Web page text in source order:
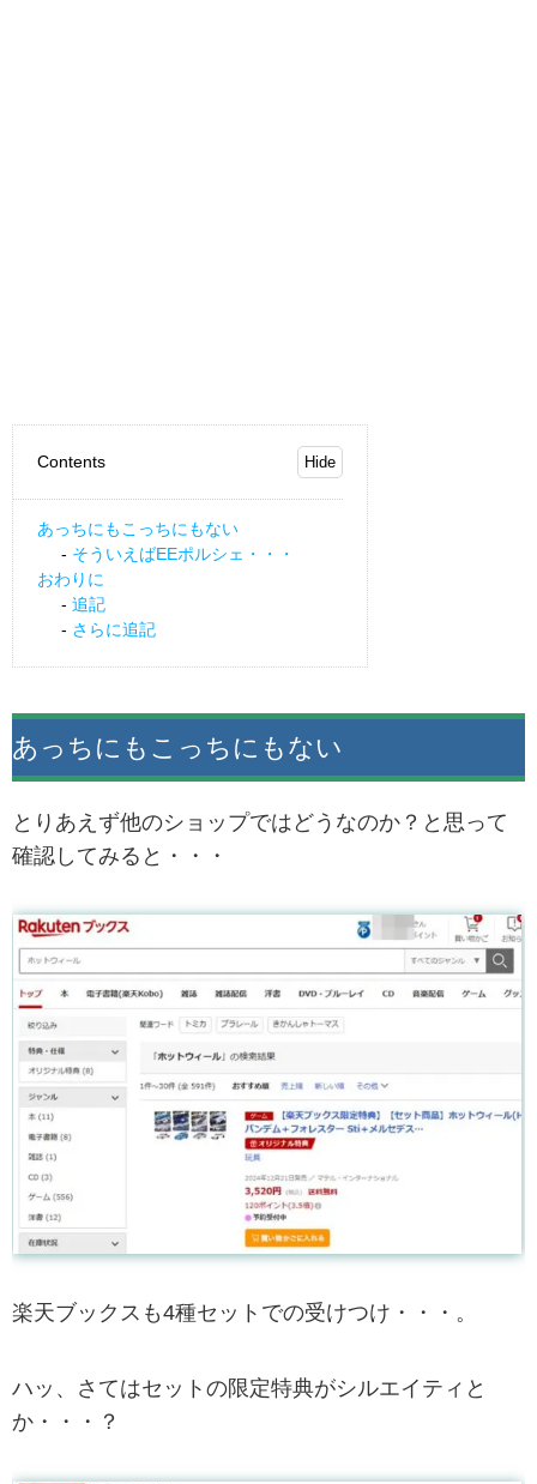
Contents
あっちにもこっちにもない
そういえばEEポルシェ・・・
おわりに
追記
さらに追記
あっちにもこっちにもない
とりあえず他のショップではどうなのか？と思って
確認してみると・・・
楽天ブックスも4種セットでの受けつけ・・・。
ハッ、さてはセットの限定特典がシルエイティと
か・・・？